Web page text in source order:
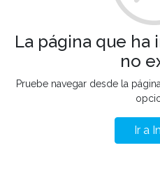
La página que
no
Pruebe navegar desde la
Ir a